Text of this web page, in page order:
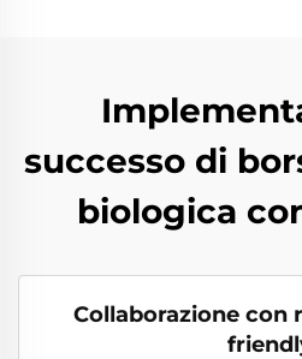
successo di
biologica
Collaborazione con